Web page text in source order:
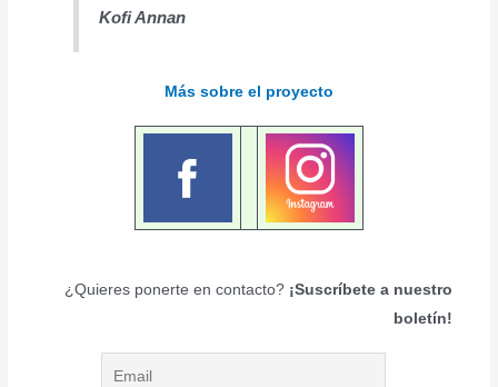
Kofi Annan
Más sobre el proyecto
¿Quieres ponerte en contacto? ¡Suscríbete a nuestro
boletín!